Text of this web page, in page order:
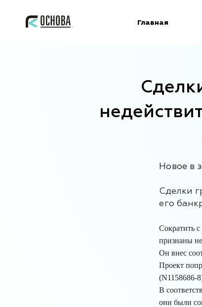
Главная
Новое в
Сделки
его
Сократить
признаны
Он внес
Проект
(N1158686-
В
они были